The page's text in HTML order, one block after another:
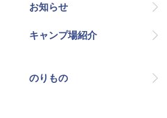
お知らせ
キャンプ場紹介
のりもの